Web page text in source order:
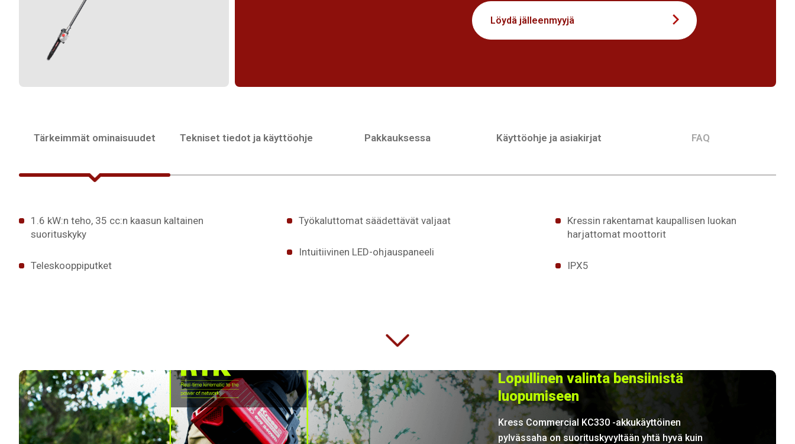
Löydä jälleenmyyjä
Tärkeimmät ominaisuudet Tekniset tiedot ja käyttöohje Pakkauksessa Käyttöohje ja asiakirjat FAQ
1.6 kW:n teho, 35 cc:n kaasun kaltainen
suorituskyky
Teleskooppiputket
Työkaluttomat säädettävät valjaat
Intuitiivinen LED-ohjauspaneeli
Kressin rakentamat kaupallisen luokan
harjattomat moottorit
IPX5
Lopullinen valinta bensiinistä
luopumiseen
Kress Commercial KC330 -akkukäyttöinen
pylvässaha on suorituskyvyltään yhtä hyvä kuin